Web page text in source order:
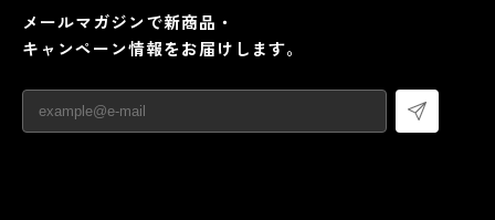
メールマガジンで新商品・
キャンペーン情報をお届けします。